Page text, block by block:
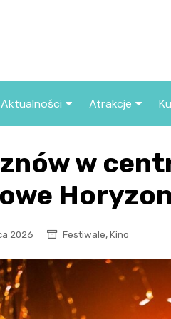
Aktualności
Wszystkie wpisy
Atrakcje
we Wrocławiu
Co warto
Wrocławiu?
znów w
2026 Festiwale, Kino